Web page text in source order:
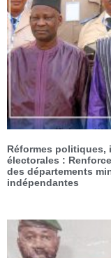
Réformes
électorales :
des départements
indépendantes